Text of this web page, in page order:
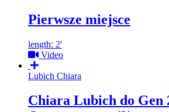
Pierwsze miejsce
length: 2'
Video
Lubich Chiara
Chiara Lubich do Gen